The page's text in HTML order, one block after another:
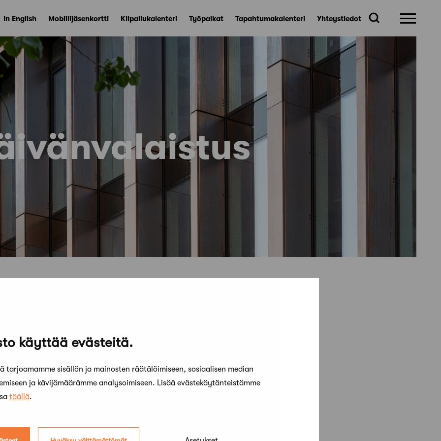
käyttää evästeitä.
tarjoamamme sisällön ja mainosten räätälöimiseen, sosiaalisen median
ja kävijämäärämme analysoimiseen. Lisää evästekäytänteistämme
täällä.
In English Mobiilijäsenkortti Kilpailukalenteri Työpaikat Tapahtumakalenteri Yhteystiedot